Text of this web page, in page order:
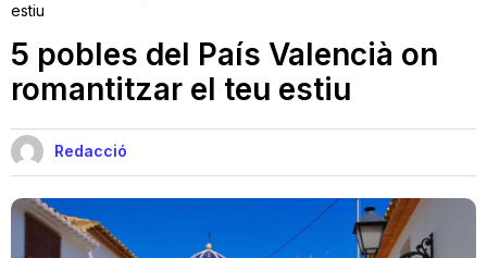
Discos
Videoclips
Cinema i Televisió
Festivals
estiu
5 pobles del País Valencià on
romantitzar el teu estiu
Redacció